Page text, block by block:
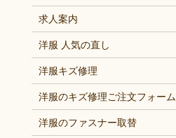
求人案内
洋服 人気の直し
洋服キズ修理
洋服のキズ修理ご注文フォーム
洋服のファスナー取替